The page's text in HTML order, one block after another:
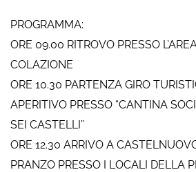
PROGRAMMA:
ORE 09.00 RITROVO PRESSO
COLAZIONE
ORE 10.30 PARTENZA GIRO
APERITIVO PRESSO “CANTINA
SEI CASTELLI”
ORE 12.30 ARRIVO A
PRANZO PRESSO I LOCALI DELLA